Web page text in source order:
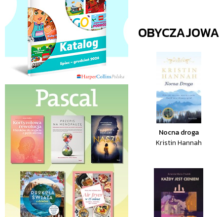
OBYCZAJOWA
Nocna droga
Kristin Hannah